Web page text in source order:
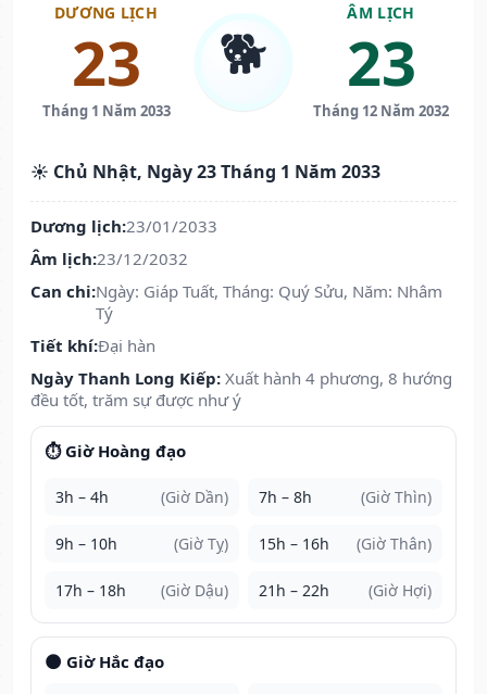
DƯƠNG LỊCH
23
Tháng 1 Năm 2033
🐕
ÂM LỊCH
23
Tháng 12 Năm 2032
☀️ Chủ Nhật, Ngày 23 Tháng 1 Năm 2033
Dương lịch:23/01/2033
Âm lịch:23/12/2032
Can chi:Ngày: Giáp Tuất, Tháng: Quý Sửu, Năm: Nhâm
Tý
Tiết khí:Đại hàn
Ngày Thanh Long Kiếp: Xuất hành 4 phương, 8 hướng
đều tốt, trăm sự được như ý
⏱️ Giờ Hoàng đạo
3h – 4h (Giờ Dần) 7h – 8h (Giờ Thìn)
9h – 10h (Giờ Tỵ) 15h – 16h (Giờ Thân)
17h – 18h (Giờ Dậu) 21h – 22h (Giờ Hợi)
🌑 Giờ Hắc đạo